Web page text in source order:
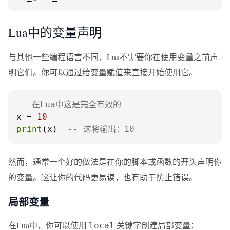
Lua中的变量声明
与其他一些编程语言不同，Lua不需要你在使用变量之前声
明它们。你可以通过给变量赋值来直接开始使用它。
-- 在Lua中这是完全有效的
x =
10
print (x) -- 这将输出：10
然而，通常一个好的做法是在你的脚本或函数的开头声明你
的变量。这让你的代码更易读，也有助于防止错误。
局部变量
在Lua中，你可以使用 local 关键字创建局部变量：